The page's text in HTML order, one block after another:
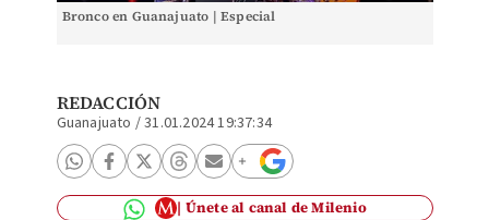
Bronco en Guanajuato | Especial
REDACCIÓN
Guanajuato /31.01.2024 19:37:34
Únete al canal de Milenio